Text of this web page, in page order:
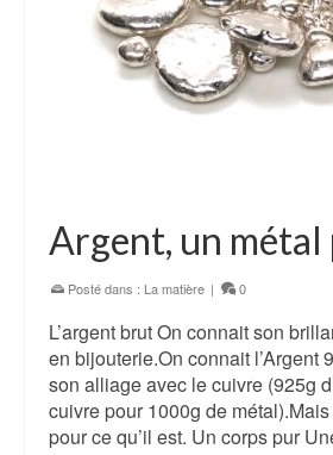
Argent, un métal
Posté dans : La matière | 0
L’argent brut On connait son
en bijouterie.On connait l’Argent
son alliage avec le cuivre (925g
cuivre pour 1000g de
pour ce qu’il est. Un corps pur